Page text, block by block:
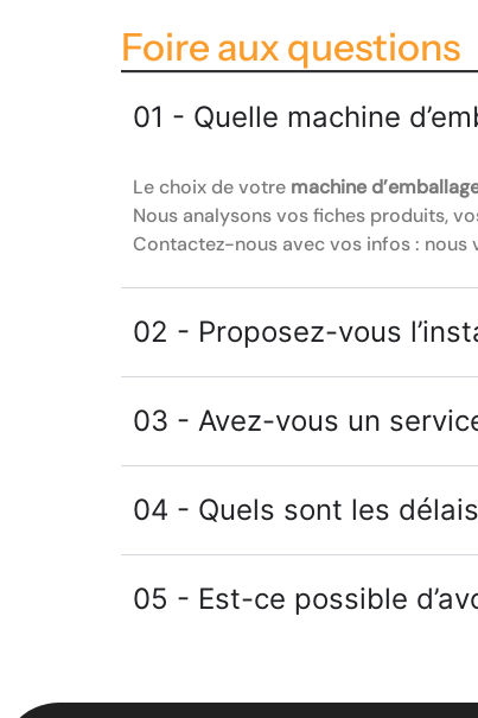
Foire aux questions
01 - Quelle machine
Le choix de votre machine
Nous analysons vos fiches produits,
Contactez-nous avec vos infos : nous
02 - Proposez-vous
03 - Avez-vous un
04 - Quels sont les
05 - Est-ce possible